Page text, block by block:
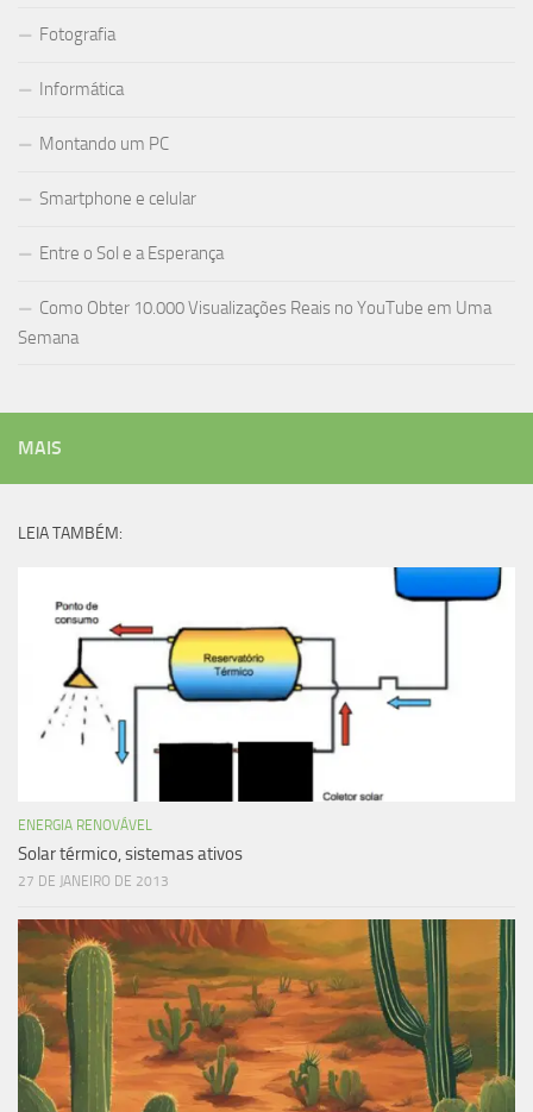
Fotografia
Informática
Montando um PC
Smartphone e celular
Entre o Sol e a Esperança
Como Obter 10.000 Visualizações Reais no YouTube em Uma
Semana
MAIS
LEIA TAMBÉM:
ENERGIA RENOVÁVEL
Solar térmico, sistemas ativos
27 DE JANEIRO DE 2013